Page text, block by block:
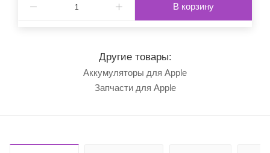
В корзину
Другие товары:
Аккумуляторы для Apple
Запчасти для Apple